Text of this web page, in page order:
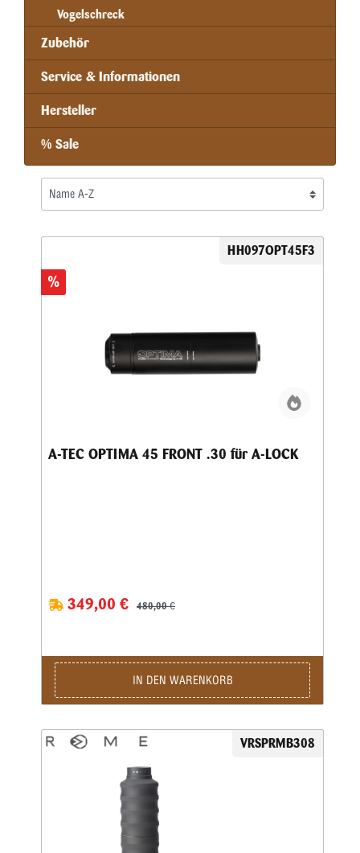
Vogelschreck
Zubehör
Service & Informationen
Hersteller
% Sale
%
HH097OPT45F3
A-TEC OPTIMA 45 FRONT .30 für A-LOCK
349,00 € 480,00 €
IN DEN WARENKORB
VRSPRMB308